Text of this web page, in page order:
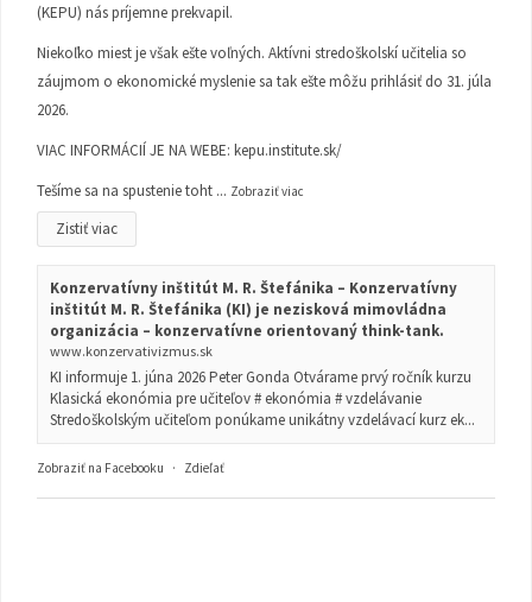
(KEPU) nás príjemne prekvapil.
Niekoľko miest je však ešte voľných. Aktívni stredoškolskí učitelia so
záujmom o ekonomické myslenie sa tak ešte môžu prihlásiť do 31. júla
2026.
VIAC INFORMÁCIÍ JE NA WEBE: kepu.institute.sk/
Tešíme sa na spustenie toht ... Zobraziť viac
Zistiť viac
Konzervatívny inštitút M. R. Štefánika – Konzervatívny
inštitút M. R. Štefánika (KI) je nezisková mimovládna
organizácia – konzervatívne orientovaný think-tank.
www.konzervativizmus.sk
KI informuje 1. júna 2026 Peter Gonda Otvárame prvý ročník kurzu
Klasická ekonómia pre učiteľov # ekonómia # vzdelávanie
Stredoškolským učiteľom ponúkame unikátny vzdelávací kurz ek...
Zobraziť na Facebooku · Zdieľať